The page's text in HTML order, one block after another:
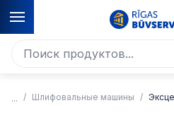
Шлифовальные машины